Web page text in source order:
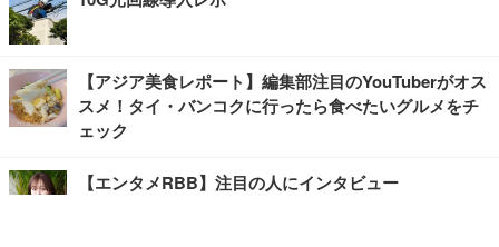
【アジア美食レポート】編集部注目のYouTuberがオス
スメ！タイ・バンコクに行ったら食べたいグルメをチ
ェック
【エンタメRBB】注目の人にインタビュー